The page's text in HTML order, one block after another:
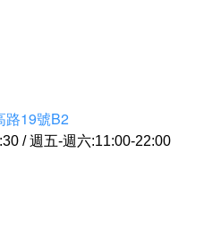
路19號B2
/ 週五-週六:11:00-22:00